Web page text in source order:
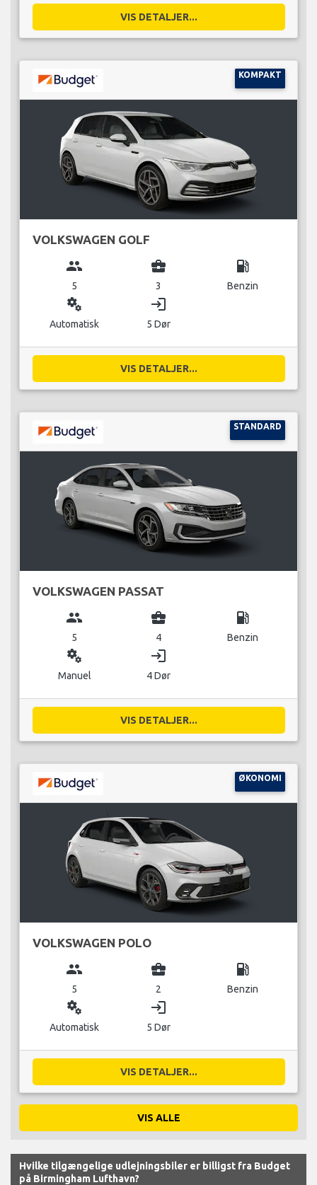
VIS DETALJER...
KOMPAKT
VOLKSWAGEN GOLF
group
5
business_center
3
local_gas_station
Benzin
miscellaneous_services
Automatisk
login
5 Dør
VIS DETALJER...
STANDARD
VOLKSWAGEN PASSAT
group
5
business_center
4
local_gas_station
Benzin
miscellaneous_services
Manuel
login
4 Dør
VIS DETALJER...
ØKONOMI
VOLKSWAGEN POLO
group
5
business_center
2
local_gas_station
Benzin
miscellaneous_services
Automatisk
login
5 Dør
VIS DETALJER...
VIS ALLE
Hvilke tilgængelige udlejningsbiler er billigst fra Budget
på Birmingham Lufthavn?